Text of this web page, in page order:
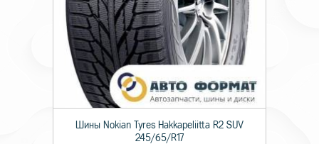
Шины Nokian Tyres Hakkapeliitta R2 SUV
245/65/R17